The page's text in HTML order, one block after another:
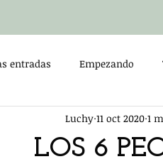
entradas Empezando
LOS 6
Luchy 11 oct 2020 1